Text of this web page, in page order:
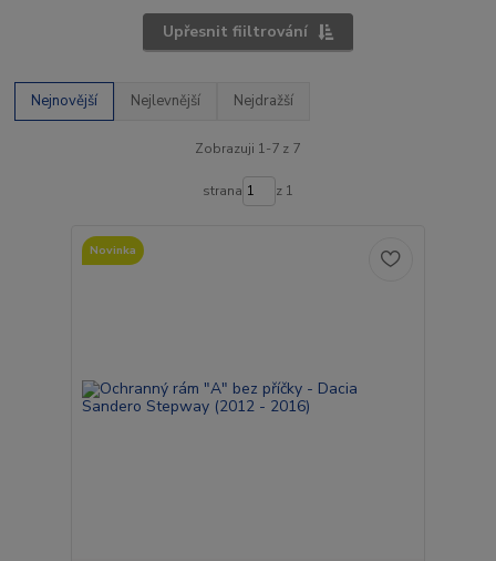
Upřesnit fiiltrování
Nejnovější Nejlevnější Nejdražší
Zobrazuji 1-7 z 7
strana z 1
Novinka